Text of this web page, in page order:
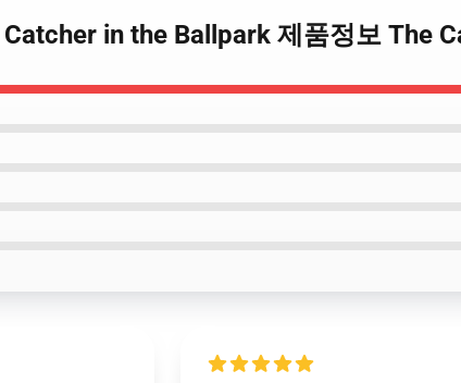
in the Ballpark 제품정보 The